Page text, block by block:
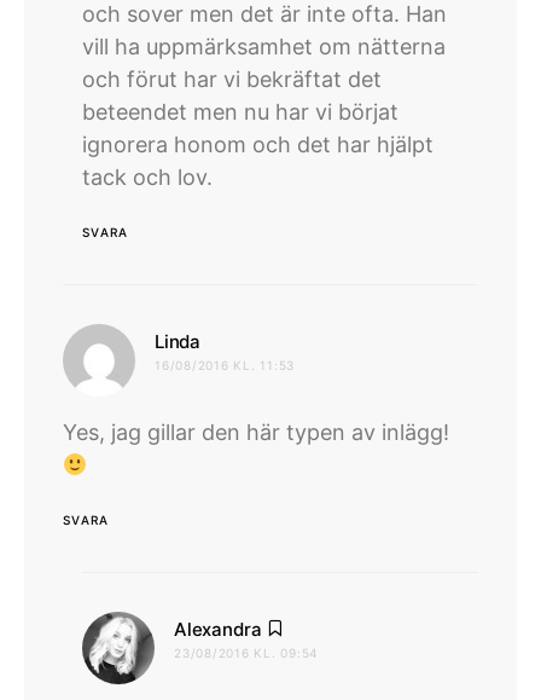
och sover men det är inte ofta. Han
vill ha uppmärksamhet om nätterna
och förut har vi bekräftat det
beteendet men nu har vi börjat
ignorera honom och det har hjälpt
tack och lov.
SVARA
Linda
16/08/2016 KL. 11:53
Yes, jag gillar den här typen av inlägg!
SVARA
Alexandra
23/08/2016 KL. 09:54